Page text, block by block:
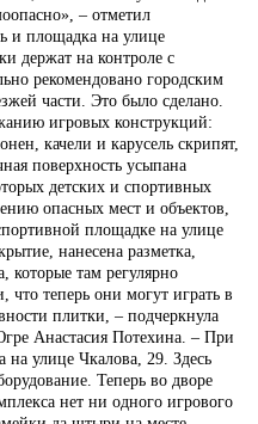
– отметил
и площадка на улице
держат на контроле с
рекомендовано городским
части. Это было сделано.
игровых конструкций:
качели и карусель скрипят,
поверхность усыпана
детских и спортивных
опасных мест и объектов,
площадке на улице
нанесена разметка,
которые там регулярно
что теперь они могут играть в
плитки, – подчеркнула
Анастасия Потехина. – При
на улице Чкалова, 29. Здесь
Теперь во дворе
нет ни одного игрового